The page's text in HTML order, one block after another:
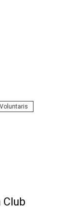
Voluntaris
Club